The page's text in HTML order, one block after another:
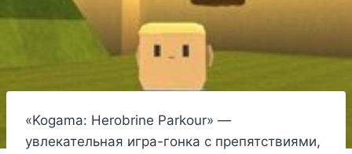
«Kogama: Herobrine Parkour» —
увлекательная игра-гонка с препятствиями,